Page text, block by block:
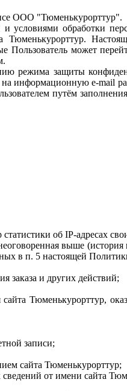
ООО "Тюменькурорттур".
и условиями обработки
Тюменькурорттур.
Пользователь может
режима защиты
информационную e-mail
путём
об IP-адресах
выше (история
в п. 5 настоящей
заказа и других действий;
Тюменькурорттур,
записи;
сайта Тюменькурорттур;
от имени сайта